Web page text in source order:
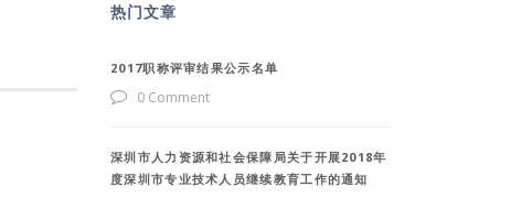
热门文章
2017职称评审结果公示名单
0 Comment
深圳市人力资源和社会保障局关于开展2018年
度深圳市专业技术人员继续教育工作的通知